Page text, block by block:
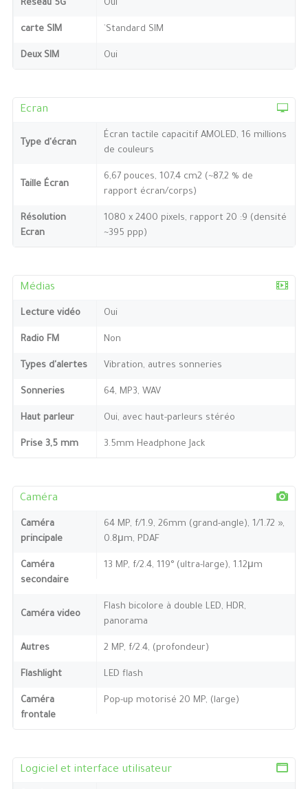
Réseau 5G Oui
carte SIM `Standard SIM
Deux SIM Oui
Ecran
Type d'écran
Écran tactile capacitif AMOLED, 16 millions
de couleurs
Taille Écran
6,67 pouces, 107,4 cm2 (~87,2 % de
rapport écran/corps)
Résolution
Ecran
1080 x 2400 pixels, rapport 20 :9 (densité
~395 ppp)
Médias
Lecture vidéo Oui
Radio FM Non
Types d'alertes Vibration, autres sonneries
Sonneries 64, MP3, WAV
Haut parleur Oui, avec haut-parleurs stéréo
Prise 3,5 mm 3.5mm Headphone Jack
Caméra
Caméra
principale
64 MP, f/1.9, 26mm (grand-angle), 1/1.72 »,
0.8μm, PDAF
Caméra
secondaire
13 MP, f/2.4, 119° (ultra-large), 1.12μm
Caméra video
Flash bicolore à double LED, HDR,
panorama
Autres 2 MP, f/2.4, (profondeur)
Flashlight LED flash
Caméra
frontale
Pop-up motorisé 20 MP, (large)
Logiciel et interface utilisateur